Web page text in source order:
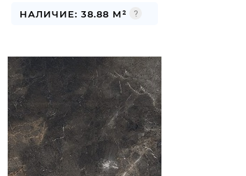
НАЛИЧИЕ: 38.88 М²